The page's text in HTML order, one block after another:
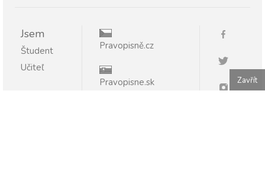
Jsem
Študent
Učiteľ
Pravopisně.cz
Pravopisne.sk Zavřít